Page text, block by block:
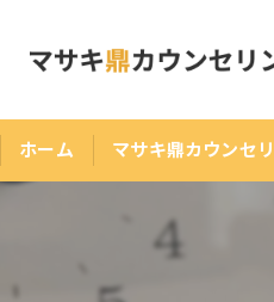
ホーム マサキ鼎カウンセ